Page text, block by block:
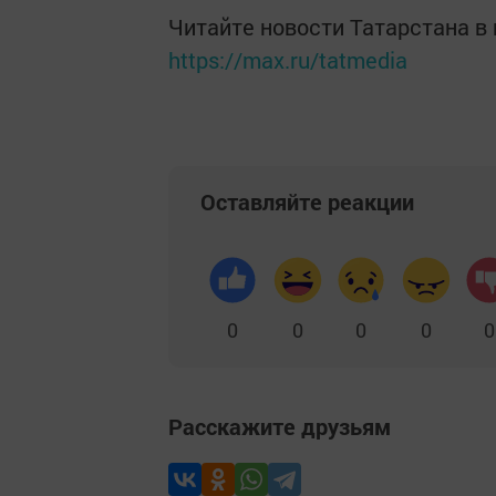
Читайте новости Татарстана
https://max.ru/tatmedia
Оставляйте реакции
0 0 0 0 0
Расскажите друзьям